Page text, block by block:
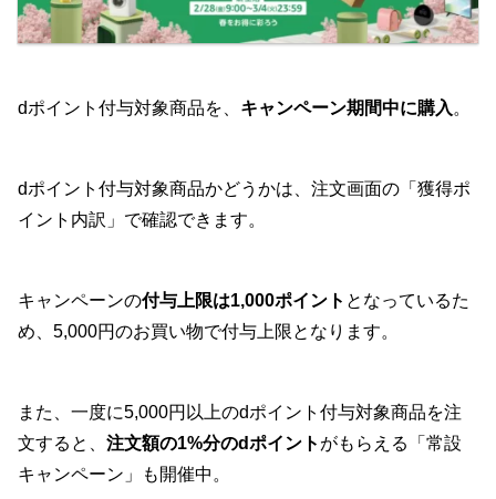
dポイント付与対象商品を、 キャンペーン期間中に購入 。
dポイント付与対象商品かどうかは、注文画面の「獲得ポ
イント内訳」で確認できます。
キャンペーンの付与上限は1,000ポイント となっているた
め、5,000円のお買い物で付与上限となります。
また、一度に5,000円以上のdポイント付与対象商品を注
文すると、 注文額の1%分のdポイント がもらえる「常設
キャンペーン」も開催中。